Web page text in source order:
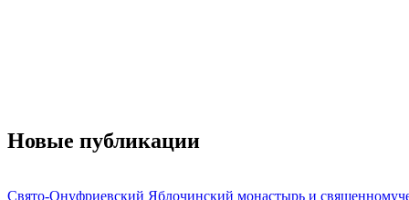
Новые публикации
Свято-Онуфриевский Яблочинский монастырь и